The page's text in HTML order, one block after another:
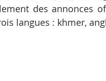
des annonces
langues : khmer,